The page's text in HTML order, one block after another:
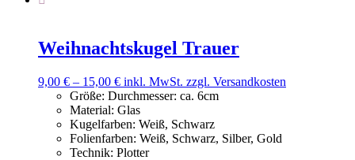
Weihnachtskugel Trauer
9,00 € – 15,00 € inkl. MwSt. zzgl. Versandkosten
Größe: Durchmesser: ca. 6cm
Material: Glas
Kugelfarben: Weiß, Schwarz
Folienfarben: Weiß, Schwarz, Silber, Gold
Technik: Plotter